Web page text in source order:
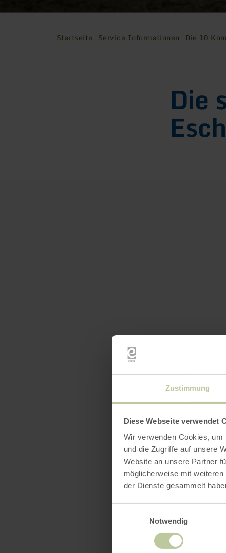
Zustimmung
Diese Webseite verwendet
Wir verwenden Cookies,
und die Zugriffe auf unsere
Website an unsere Partner
möglicherweise mit
der Dienste gesammelt
Notwendig
Startseite Service Informationen Die 10
Die